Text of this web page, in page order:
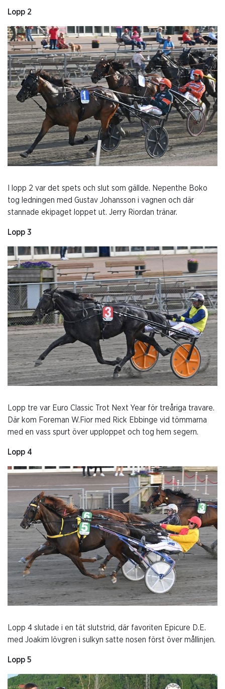
Lopp 2
I lopp 2 var det spets och slut som gällde. Nepenthe Boko
tog ledningen med Gustav Johansson i vagnen och där
stannade ekipaget loppet ut. Jerry Riordan tränar.
Lopp 3
Lopp tre var Euro Classic Trot Next Year för treåriga travare.
Där kom Foreman W.Fior med Rick Ebbinge vid tömmarna
med en vass spurt över upploppet och tog hem segern.
Lopp 4
Lopp 4 slutade i en tät slutstrid, där favoriten Epicure D.E.
med Joakim lövgren i sulkyn satte nosen först över mållinjen.
Lopp 5